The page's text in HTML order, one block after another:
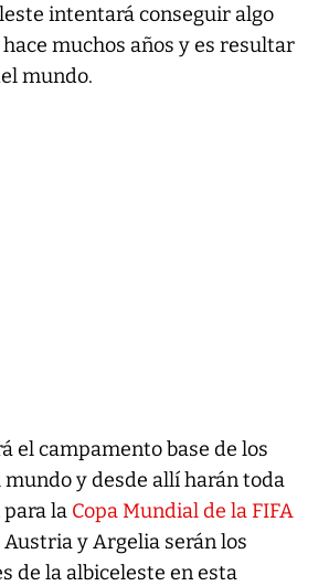
intentará conseguir algo
muchos años y es resultar
mundo.
el campamento base de los
y desde allí harán toda
la Copa Mundial de la FIFA
Austria y Argelia serán los
de la albiceleste en esta